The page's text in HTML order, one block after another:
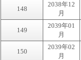
148
2038年12
月
149
2039年01
月
150
2039年02
月